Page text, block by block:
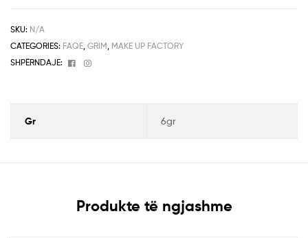
SKU: N/A
CATEGORIES: FAQE GRIM MAKE UP FACTORY
SHPËRNDAJE:
Facebook
Instagram
Gr 6gr
Produkte të ngjashme